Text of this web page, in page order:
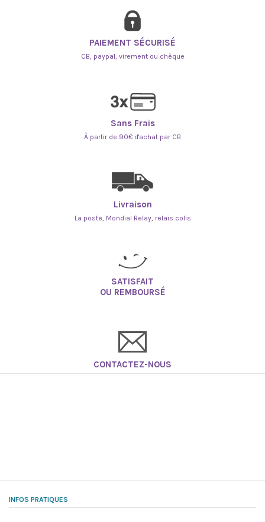
PAIEMENT SÉCURISÉ
CB, paypal, virement ou chèque
Sans Frais
À partir de 90€ d'achat par CB
Livraison
La poste, Mondial Relay, relais colis
SATISFAIT
OU REMBOURSÉ
CONTACTEZ-NOUS
INFOS PRATIQUES